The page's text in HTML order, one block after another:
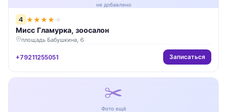
не добавлено
4 ★★★★ ★
Мисс Гламурка, зоосалон
площадь Бабушкина, 6
+79211255051 Записаться
✂️
Фото ещё